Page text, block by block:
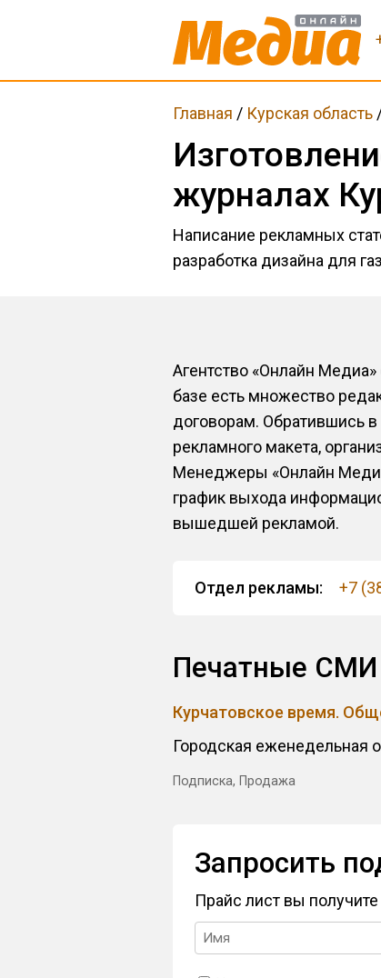
Главная / Курская область
журналах
Написание рекламных
разработка дизайна для
Агентство «Онлайн
базе есть множество
договорам. Обратившись в
рекламного макета,
Менеджеры «Онлайн
график выхода
вышедшей рекламой.
Отдел рекламы: +7
Печатные СМИ
Курчатовское время.
Городская еженедельная
Подписка, Продажа
Запросить
Прайс лист вы